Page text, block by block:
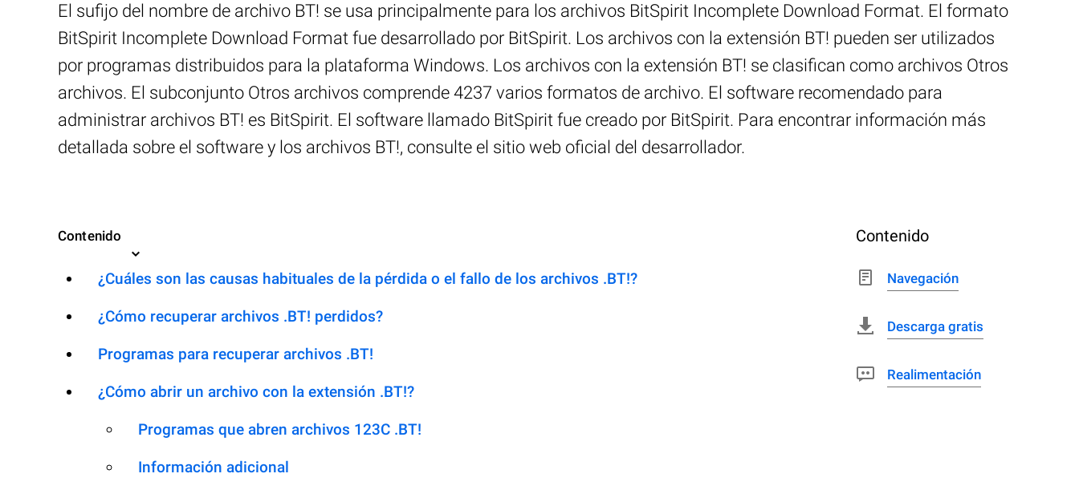
El sufijo del nombre de archivo BT! se usa principalmente para los archivos BitSpirit Incomplete Download Format. El formato
BitSpirit Incomplete Download Format fue desarrollado por BitSpirit. Los archivos con la extensión BT! pueden ser utilizados
por programas distribuidos para la plataforma Windows. Los archivos con la extensión BT! se clasifican como archivos Otros
archivos. El subconjunto Otros archivos comprende 4237 varios formatos de archivo. El software recomendado para
administrar archivos BT! es BitSpirit. El software llamado BitSpirit fue creado por BitSpirit. Para encontrar información más
detallada sobre el software y los archivos BT!, consulte el sitio web oficial del desarrollador.
Contenido
¿Cuáles son las causas habituales de la pérdida o el fallo de los archivos .BT!?
¿Cómo recuperar archivos .BT! perdidos?
Programas para recuperar archivos .BT!
¿Cómo abrir un archivo con la extensión .BT!?
Programas que abren archivos 123C .BT!
Información adicional
Contenido
Navegación
Descarga gratis
Realimentación